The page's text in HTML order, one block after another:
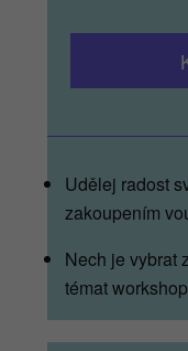
Udělej radost
zakoupením
Nech je vybrat
témat